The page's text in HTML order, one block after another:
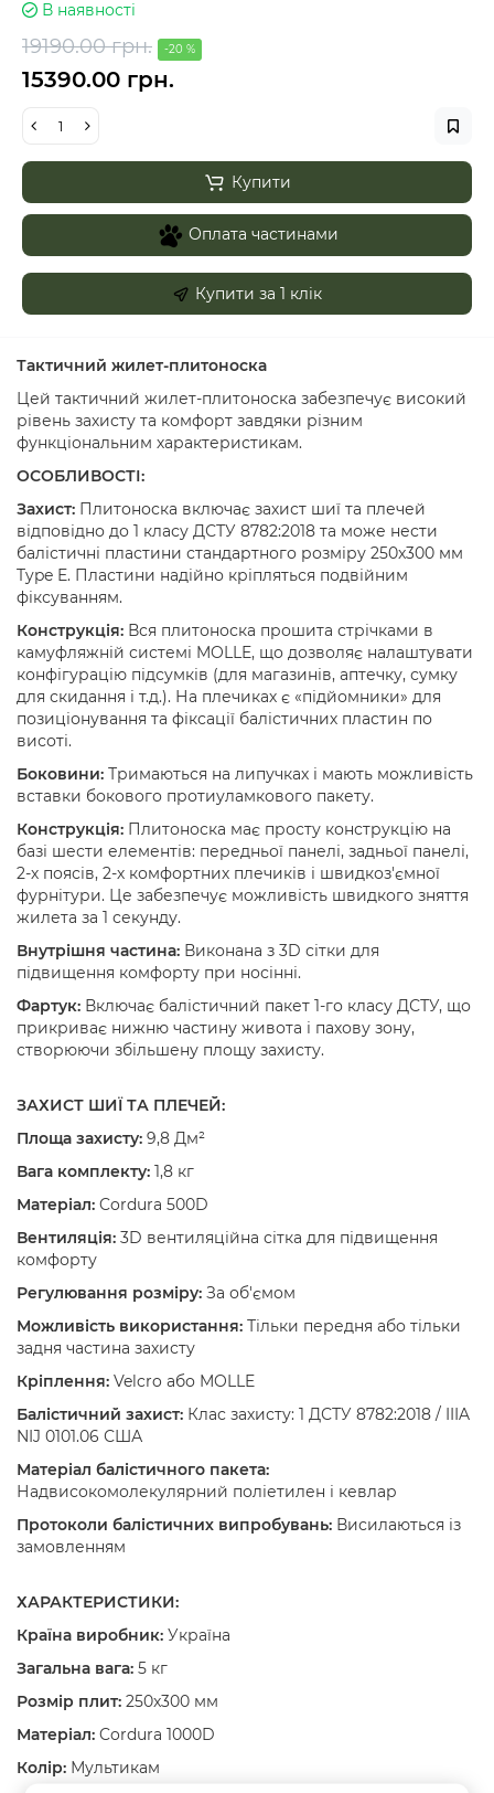
В наявності
19190.00 грн. -20 %
15390.00 грн.
Купити
Оплата частинами
Купити за 1 клiк
Тактичний жилет-плитоноска
Цей тактичний жилет-плитоноска забезпечує високий
рівень захисту та комфорт завдяки різним
функціональним характеристикам.
ОСОБЛИВОСТІ:
Захист: Плитоноска включає захист шиї та плечей
відповідно до 1 класу ДСТУ 8782:2018 та може нести
балістичні пластини стандартного розміру 250x300 мм
Type E. Пластини надійно кріпляться подвійним
фіксуванням.
Конструкція: Вся плитоноска прошита стрічками в
камуфляжній системі MOLLE, що дозволяє налаштувати
конфігурацію підсумків (для магазинів, аптечку, сумку
для скидання і т.д.). На плечиках є «підйомники» для
позиціонування та фіксації балістичних пластин по
висоті.
Боковини: Тримаються на липучках і мають можливість
вставки бокового протиуламкового пакету.
Конструкція: Плитоноска має просту конструкцію на
базі шести елементів: передньої панелі, задньої панелі,
2-х поясів, 2-х комфортних плечиків і швидкоз'ємної
фурнітури. Це забезпечує можливість швидкого зняття
жилета за 1 секунду.
Внутрішня частина: Виконана з 3D сітки для
підвищення комфорту при носінні.
Фартук: Включає балістичний пакет 1-го класу ДСТУ, що
прикриває нижню частину живота і пахову зону,
створюючи збільшену площу захисту.
ЗАХИСТ ШИЇ ТА ПЛЕЧЕЙ:
Площа захисту: 9,8 Дм²
Вага комплекту: 1,8 кг
Матеріал: Cordura 500D
Вентиляція: 3D вентиляційна сітка для підвищення
комфорту
Регулювання розміру: За об'ємом
Можливість використання: Тільки передня або тільки
задня частина захисту
Кріплення: Velcro або MOLLE
Балістичний захист: Клас захисту: 1 ДСТУ 8782:2018 / IIIA
NIJ 0101.06 США
Матеріал балістичного пакета:
Надвисокомолекулярний поліетилен і кевлар
Протоколи балістичних випробувань: Висилаються із
замовленням
ХАРАКТЕРИСТИКИ:
Країна виробник: Україна
Загальна вага: 5 кг
Розмір плит: 250x300 мм
Матеріал: Cordura 1000D
Колір: Мультикам